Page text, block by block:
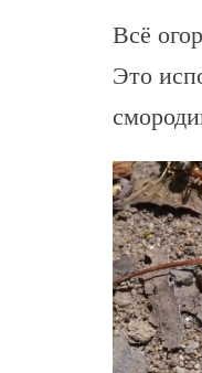
Всё
Это